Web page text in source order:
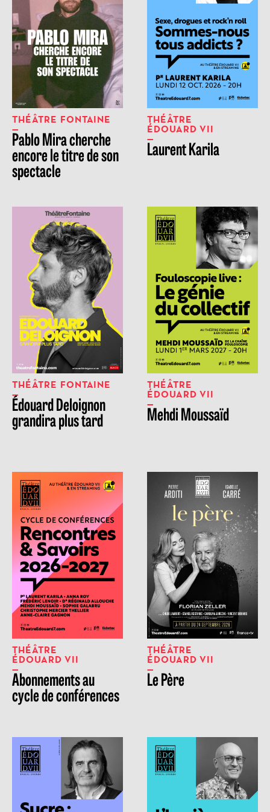
THÉÂTRE FONTAINE
Pablo Mira cherche
encore le titre de son
spectacle
THÉÂTRE
ÉDOUARD VII
Laurent Karila
THÉÂTRE FONTAINE
Édouard Deloignon
grandira plus tard
THÉÂTRE
ÉDOUARD VII
Mehdi Moussaïd
THÉÂTRE
ÉDOUARD VII
Abonnements au
cycle de conférences
THÉÂTRE
ÉDOUARD VII
Le Père